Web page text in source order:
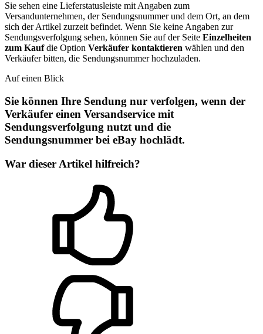
Sie sehen eine Lieferstatusleiste mit Angaben zum
Versandunternehmen, der Sendungsnummer und dem Ort, an dem
sich der Artikel zurzeit befindet. Wenn Sie keine Angaben zur
Sendungsverfolgung sehen, können Sie auf der Seite Einzelheiten
zum Kaufdie Option Verkäufer kontaktieren wählen und den
Verkäufer bitten, die Sendungsnummer hochzuladen.
Auf einen Blick
Sie können Ihre Sendung nur verfolgen, wenn der
Verkäufer einen Versandservice mit
Sendungsverfolgung nutzt und die
Sendungsnummer bei eBay hochlädt.
War dieser Artikel hilfreich?